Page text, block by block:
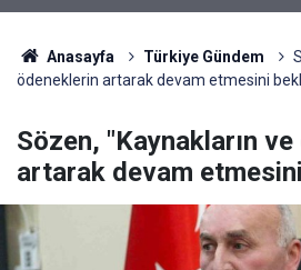
Anasayfa Türkiye Gündem
ödeneklerin artarak devam etmesini
Sözen, "Kaynakların
artarak devam